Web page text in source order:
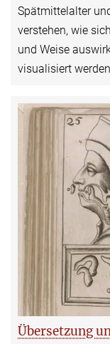
Spätmittelalter
verstehen, wie
und Weise
visualisiert
Übersetzung